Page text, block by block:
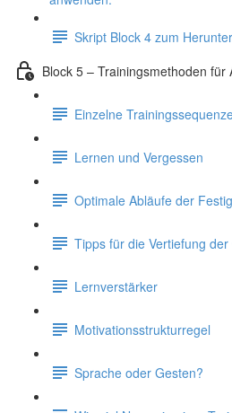
Skript Block 4 zum
Block 5 – Trainingsmethoden für
Einzelne
Lernen und Vergessen
Optimale Abläufe der
Tipps für die Vertiefung
Lernverstärker
Motivationsstrukturregel
Sprache oder Gesten?